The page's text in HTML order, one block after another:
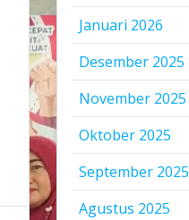
Januari 2026
Desember 2025
November 2025
Oktober 2025
September 2025
Agustus 2025